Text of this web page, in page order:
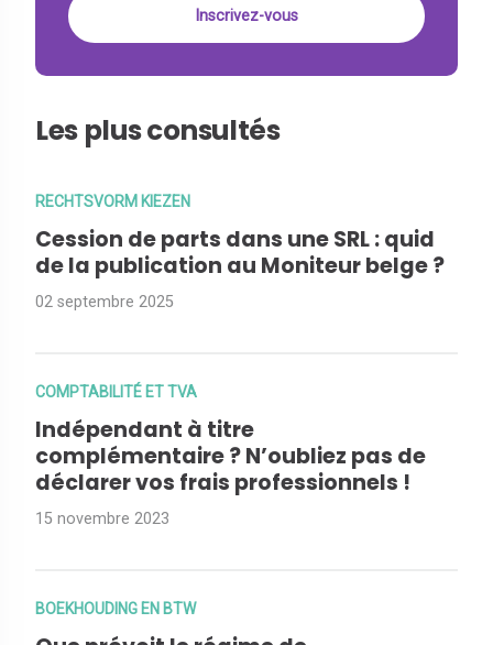
Les plus consultés
RECHTSVORM KIEZEN
Cession de parts dans une SRL : quid
de la publication au Moniteur belge ?
02 septembre 2025
COMPTABILITÉ ET TVA
Indépendant à titre
complémentaire ? N’oubliez pas de
déclarer vos frais professionnels !
15 novembre 2023
BOEKHOUDING EN BTW